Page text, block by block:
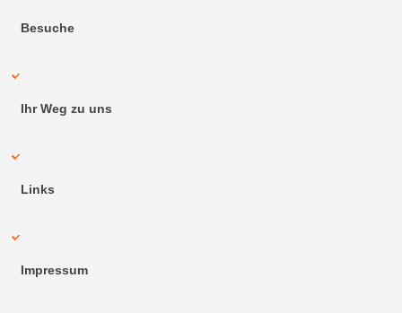
Besuche
Ihr Weg zu uns
Links
Impressum